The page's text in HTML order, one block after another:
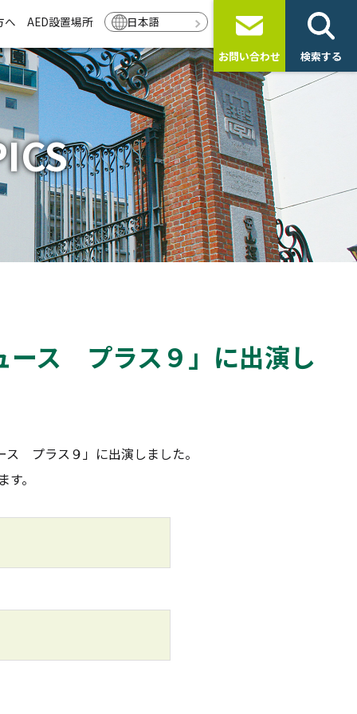
へ AED設置場所 日本語
お問い合わせ 検索する
ース プラス９」に出演し
プラス９」に出演しました。
。